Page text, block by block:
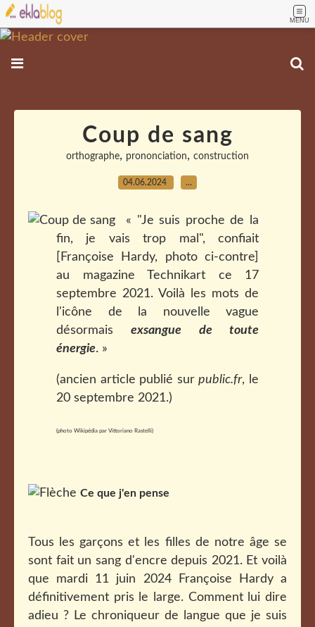
MENU
Coup de sang
orthographe, prononciation, construction
04.06.2024 …
« "Je suis proche de la
fin, je vais trop mal", confiait
[Françoise Hardy, photo ci-contre]
au magazine Technikart ce 17
septembre 2021. Voilà les mots de
l'icône de la nouvelle vague
désormaisexsangue de toute
énergie. »
(ancien article publié surpublic.fr, le
20 septembre 2021.)
(photo Wikipédia par Vittoriano Rastelli)
Ce que j'en pense
Tous les garçons et les filles de notre âge se
sont fait un sang d'encre depuis 2021. Et voilà
que mardi 11 juin 2024 Françoise Hardy a
définitivement pris le large. Comment lui dire
adieu ? Le chroniqueur de langue que je suis